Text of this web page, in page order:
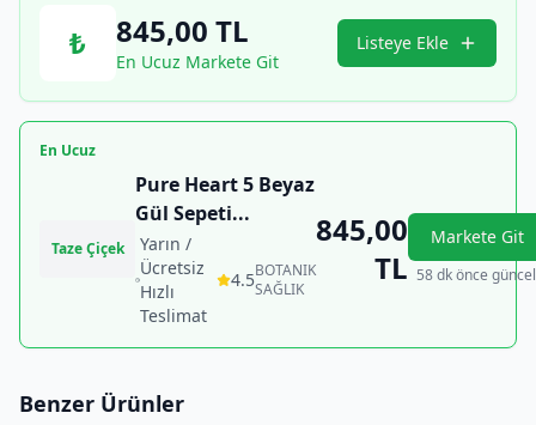
₺ 845,00 TL
En Ucuz Markete Git
Listeye Ekle
En Ucuz
Taze Çiçek
Pure Heart 5 Beyaz
Gül Sepeti...
Yarın /
Ücretsiz
Hızlı
Teslimat
4.5BOTANIK
SAĞLIK
845,00
TL
Markete Git
58 dk önce
Benzer Ürünler